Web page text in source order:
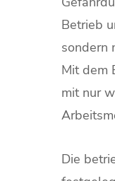
Betrieb
sondern
Mit dem
mit nur
Die